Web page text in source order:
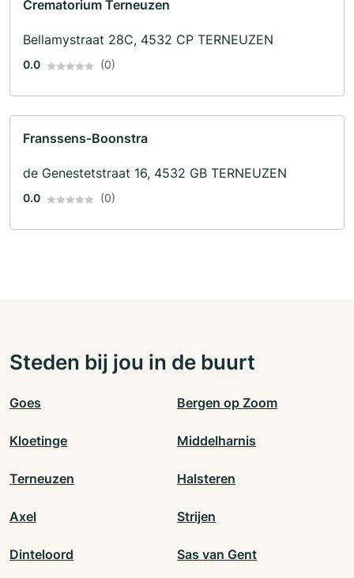
Crematorium Terneuzen
Bellamystraat 28C, 4532 CP TERNEUZEN
0.0 (0)
Franssens-Boonstra
de Genestetstraat 16, 4532 GB TERNEUZEN
0.0 (0)
Steden bij jou in de buurt
Goes Bergen op Zoom
Kloetinge Middelharnis
Terneuzen Halsteren
Axel Strijen
Dinteloord Sas van Gent